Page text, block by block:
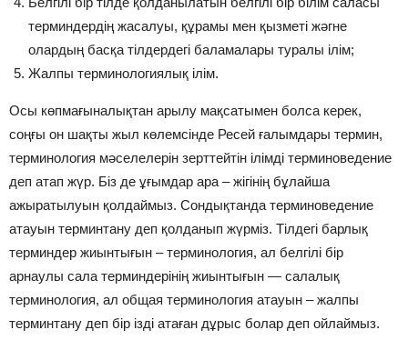
терминдердің жасалуы, құрамы мен қызметі жәгне
олардың басқа тілдердегі баламалары туралы ілім;
Жалпы терминологиялық ілім.
Осы көпмағыналықтан арылу мақсатымен болса керек,
соңғы он шақты жыл көлемсінде Ресей ғалымдары термин,
терминология мәселелерін зерттейтін ілімді терминоведение
деп атап жүр. Біз де ұғымдар ара – жігінің бұлайша
ажыратылуын қолдаймыз. Сондықтанда терминоведение
атауын терминтану деп қолданып жүрміз. Тілдегі барлық
терминдер жиынтығын – терминология, ал белгілі бір
арнаулы сала терминдерінің жиынтығын — салалық
терминология, ал общая терминология атауын – жалпы
терминтану деп бір ізді атаған дұрыс болар деп ойлаймыз.